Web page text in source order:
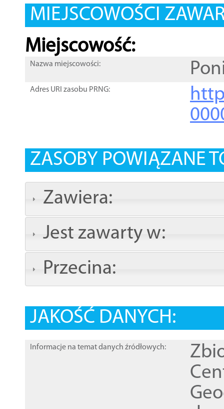
MIEJSCOWOŚCI
Miejscowość:
Nazwa miejscowości:
Adres URI zasobu PRNG:
ZASOBY POWIĄZANE
Zawiera:
Jest zawarty w:
Przecina:
JAKOŚĆ DANYCH:
Informacje na temat danych źródłowych: